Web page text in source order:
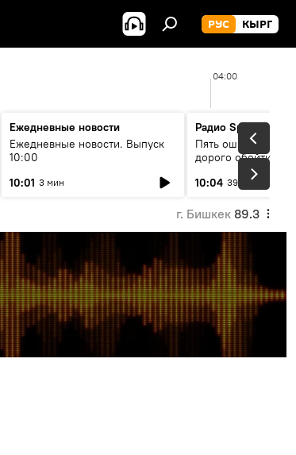
РУС КЫРГ
04:00
Ежедневные новости
Ежедневные новости. Выпуск
10:00
10:01 3 мин
Радио Sputnik
Пять ошибок
дорого обойтись
10:04 39 мин
г. Бишкек 89.3